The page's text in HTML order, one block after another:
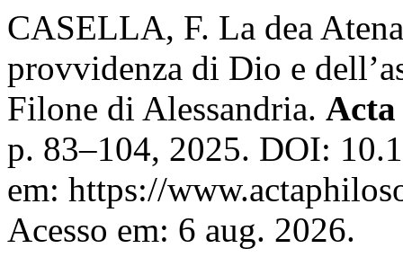
CASELLA, F. La dea
provvidenza di Dio e
Filone di Alessandria. Acta
p. 83–104, 2025. DOI:
em: https://
Acesso em: 6 aug. 2026.